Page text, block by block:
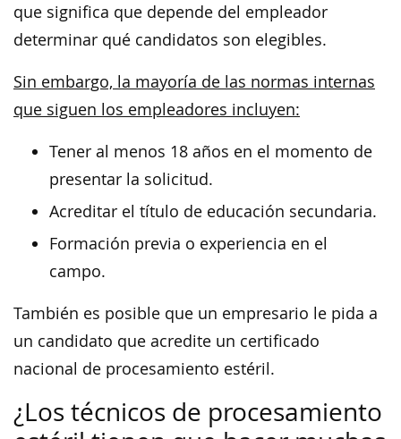
que significa que depende del empleador
determinar qué candidatos son elegibles.
Sin embargo, la mayoría de las normas internas
que siguen los empleadores incluyen:
Tener al menos 18 años en el momento de
presentar la solicitud.
Acreditar el título de educación secundaria.
Formación previa o experiencia en el
campo.
También es posible que un empresario le pida a
un candidato que acredite un certificado
nacional de procesamiento estéril.
¿Los técnicos de procesamiento